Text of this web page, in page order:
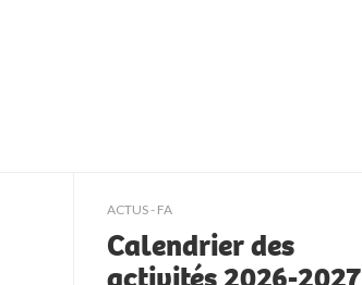
ACTUS - FA
Calendrier des